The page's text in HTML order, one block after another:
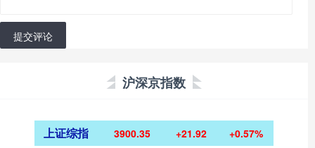
提交评论
沪深京指数
上证综指 3900.35 +21.92 +0.57%